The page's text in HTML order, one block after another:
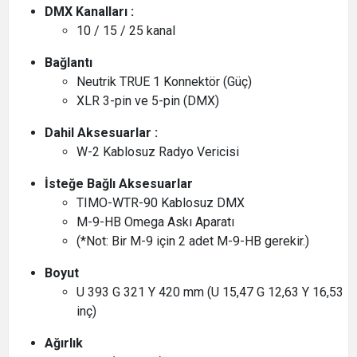
DMX Kanalları :
10 / 15 / 25 kanal
Bağlantı
Neutrik TRUE 1 Konnektör (Güç)
XLR 3-pin ve 5-pin (DMX)
Dahil Aksesuarlar :
W-2 Kablosuz Radyo Vericisi
İsteğe Bağlı Aksesuarlar
TIMO-WTR-90 Kablosuz DMX
M-9-HB Omega Askı Aparatı
(*Not: Bir M-9 için 2 adet M-9-HB gerekir.)
Boyut
U 393 G 321 Y 420 mm (U 15,47 G 12,63 Y 16,53
inç)
Ağırlık